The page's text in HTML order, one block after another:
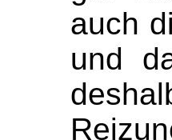
auch
und